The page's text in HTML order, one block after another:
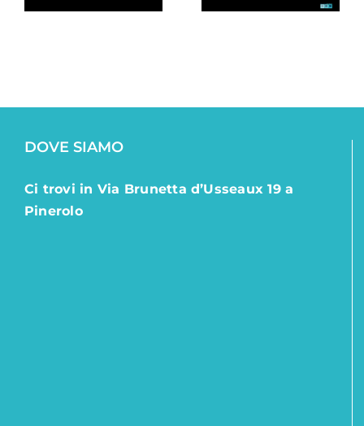
DOVE SIAMO
Ci trovi in Via Brunetta d’Usseaux 19 a
Pinerolo